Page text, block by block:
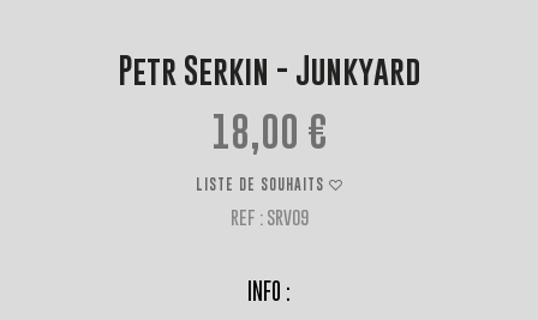
Petr Serkin - Junkyard
18,00 €
LISTE DE SOUHAITS
REF : SRV09
INFO :